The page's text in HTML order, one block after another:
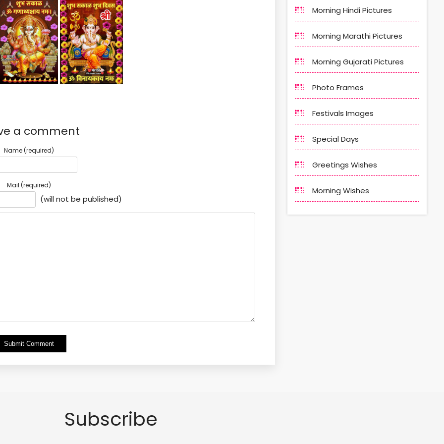
a comment
Name (required)
Mail (required)
(will not be published)
Alternative:
Morning Hindi Pictures
Morning Marathi Pictures
Morning Gujarati Pictures
Photo Frames
Festivals Images
Special Days
Greetings Wishes
Morning Wishes
Subscribe